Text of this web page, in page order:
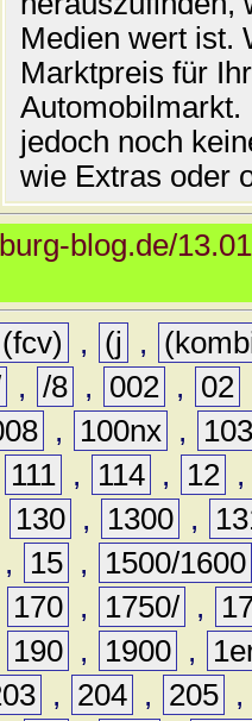
Medien wert ist.
Marktpreis für
jedoch noch
wie Extras oder
blog.de/
(fcv) , (j ,
, /8 , 002 , 02
, 100nx ,
111 , 114 , 12
130 , 1300 ,
, 15 ,
1500/1600
170 , 1750/ ,
190 , 1900 ,
, 204 , 205 ,